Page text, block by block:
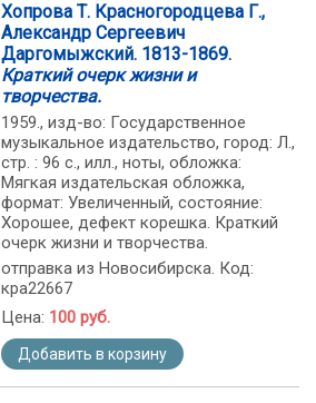
Хопрова Т. Красногородцева Г.,
Александр Сергеевич
Даргомыжский. 1813-1869.
Краткий очерк жизни и
творчества.
1959., изд-во: Государственное
музыкальное издательство, город: Л.,
стр. : 96 с., илл., ноты, обложка:
Мягкая издательская обложка,
формат: Увеличенный, состояние:
Хорошее, дефект корешка. Краткий
очерк жизни и творчества.
отправка из Новосибирска. Код:
кра22667
Цена: 100 руб.
Добавить в корзину